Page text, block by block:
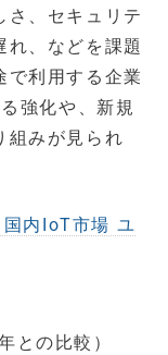
さ、セキュリテ
れ、などを課題
で利用する企業
強化や、新規
組みが見られ
内IoT市場 ユ
との比較）